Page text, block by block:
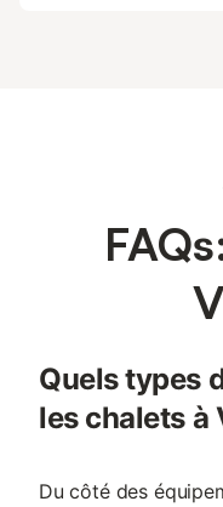
Quels types
les chalets à
Du côté des